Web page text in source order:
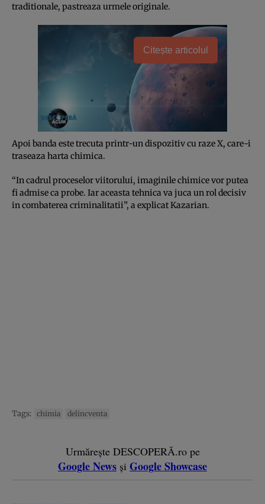
traditionale, pastreaza urmele originale.
Citește articolul
Apoi banda este trecuta printr-un dispozitiv cu raze X, care-i
traseaza harta chimica.
“In cadrul proceselor viitorului, imaginile chimice vor putea
fi admise ca probe. Iar aceasta tehnica va juca un rol decisiv
in combaterea criminalitatii”, a explicat Kazarian.
Tags: chimia delincventa
Urmărește DESCOPERĂ.ro pe
Google News și Google Showcase